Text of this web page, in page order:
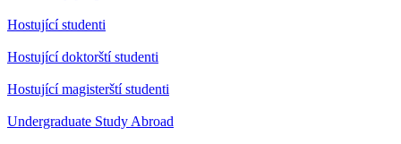
Hostující studenti
Hostující doktorští studenti
Hostující magisterští studenti
Undergraduate Study Abroad